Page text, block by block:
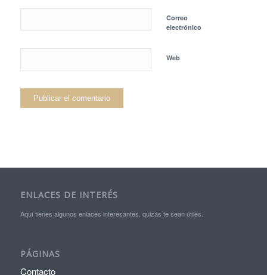
Correo
electrónico
Web
ENLACES DE INTERÉS
Aquí tienes algunos enlaces interesantes, quizás te sean útiles.
PÁGINAS
Contacto